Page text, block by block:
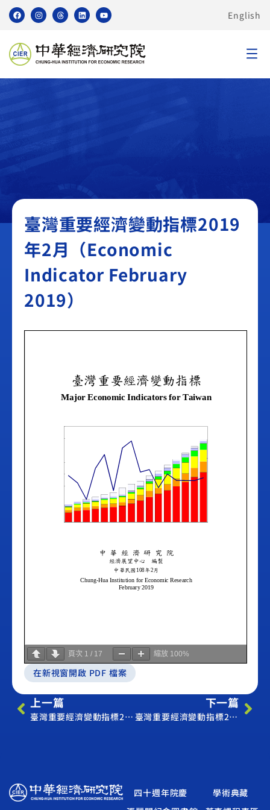
English
臺灣重要經濟變動指標 TEI
臺灣重要經濟變動指標2019
年2月（Economic
Indicator February
2019）
頁次 1 / 17 縮放 100%
在新視窗開啟 PDF 檔案
上一篇
臺灣重要經濟變動指標2019年1月（Economic Indicator January 2019）
下一篇
臺灣重要經濟變動指標2019年3月（Economic Indicator March 2019）
四十週年院慶
學術典藏